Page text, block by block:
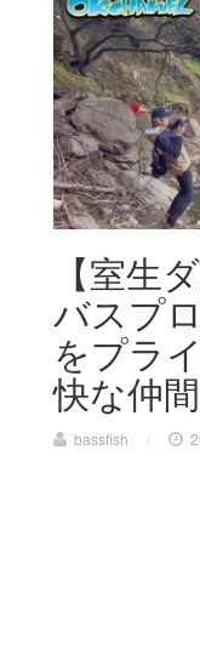
【室生
バスプ
をプラ
快な仲
bassfish /